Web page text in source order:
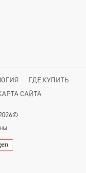
ГДЕ КУПИТЬ
САЙТА